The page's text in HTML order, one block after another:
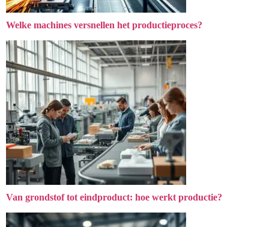
Welke machines versnellen het productieproces?
Van grondstof tot eindproduct: hoe werkt productie?